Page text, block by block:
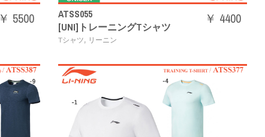
￥ 5500
ATSS055
[UNI]トレーニングTシャツ
Tシャツ, リーニン
￥ 4400